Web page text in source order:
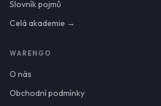
Slovník pojmů
Celá akademie →
WARENGO
O nás
Obchodní podmínky